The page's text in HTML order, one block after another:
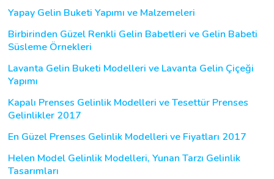
Yapay Gelin Buketi Yapımı ve Malzemeleri
Birbirinden Güzel Renkli Gelin Babetleri ve Gelin Babeti
Süsleme Örnekleri
Lavanta Gelin Buketi Modelleri ve Lavanta Gelin Çiçeği
Yapımı
Kapalı Prenses Gelinlik Modelleri ve Tesettür Prenses
Gelinlikler 2017
En Güzel Prenses Gelinlik Modelleri ve Fiyatları 2017
Helen Model Gelinlik Modelleri, Yunan Tarzı Gelinlik
Tasarımları